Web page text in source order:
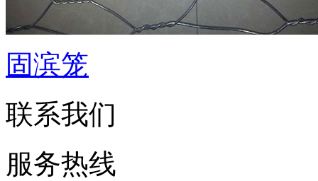
固滨笼
联系我们
服务热线